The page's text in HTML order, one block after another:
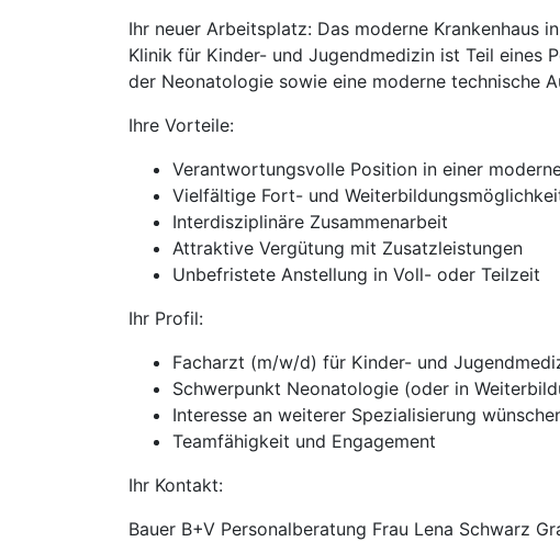
Ihr neuer Arbeitsplatz: Das moderne Krankenhaus
Klinik für Kinder- und Jugendmedizin ist Teil eines
der Neonatologie sowie eine moderne technische
Ihre Vorteile:
Verantwortungsvolle Position in einer
Vielfältige Fort- und
Interdisziplinäre Zusammenarbeit
Attraktive Vergütung mit Zusatzleistungen
Unbefristete Anstellung in Voll- oder Teilzeit
Ihr Profil:
Facharzt (m/w/d) für Kinder- und
Schwerpunkt Neonatologie (oder in
Interesse an weiterer Spezialisierung
Teamfähigkeit und Engagement
Ihr Kontakt:
Bauer B+V Personalberatung Frau Lena Schwarz